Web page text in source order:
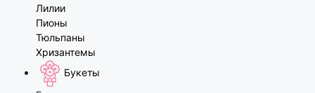
Лилии
Пионы
Тюльпаны
Хризантемы
Букеты